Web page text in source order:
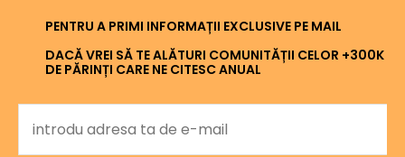
PENTRU A PRIMI INFORMAȚII EXCLUSIVE PE MAIL
DACĂ VREI SĂ TE ALĂTURI COMUNITĂȚII CELOR +300K
DE PĂRINȚI CARE NE CITESC ANUAL